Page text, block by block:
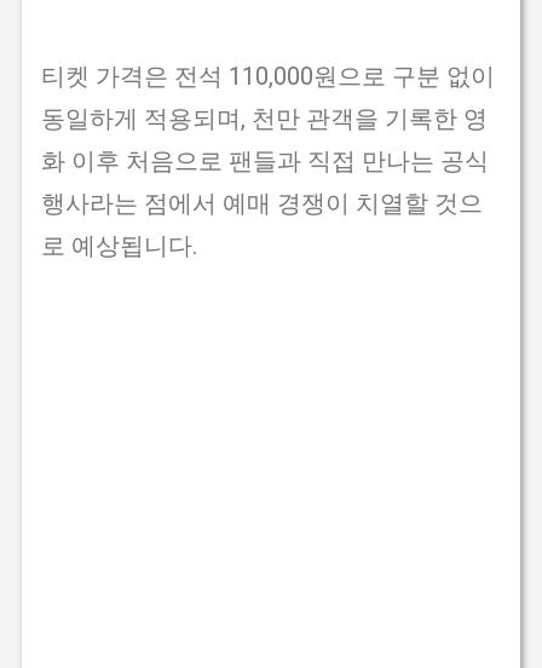
티켓 가격은 전석 110,000원으로 구분 없이
동일하게 적용되며, 천만 관객을 기록한 영
화 이후 처음으로 팬들과 직접 만나는 공식
행사라는 점에서 예매 경쟁이 치열할 것으
로 예상됩니다.